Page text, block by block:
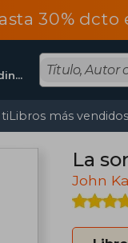
30%
Bogota, Cundinamarca
Libros más vendidos
La
John